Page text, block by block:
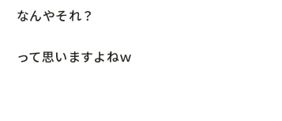
なんやそれ？
って思いますよねｗ